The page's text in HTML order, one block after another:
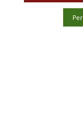
INFORMACIÓN